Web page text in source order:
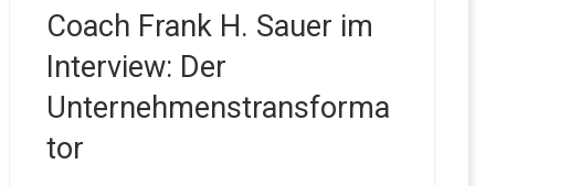
Coach Frank H. Sauer im
Interview: Der
Unternehmenstransforma
tor